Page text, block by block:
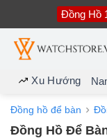
nội
dung
Đồng Hồ
Xu Hướng
Đồng hồ để bàn
Đồng Hồ Để